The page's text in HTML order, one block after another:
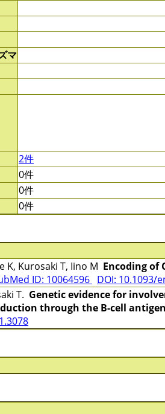
マ
2件
0件
0件
0件
K, Kurosaki T, Iino M Encoding of
ID: 10064596 DOI: 10.1093/
T. Genetic evidence for
through the B-cell